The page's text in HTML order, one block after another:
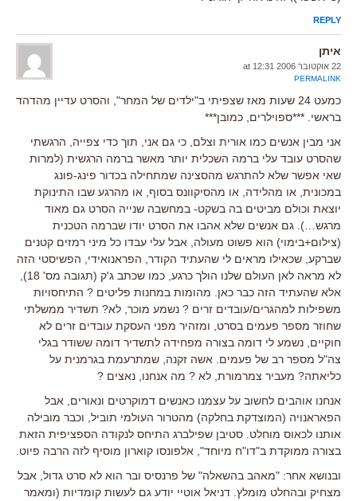
REPLY
איתן
22 אוקטובר 2006 at 12:31
PERMALINK
כמעט 24 שעות מאז שצפיתי ב"ילדים של המחר", והסרט עדיין מהדהד
בראשי. ***ספוילרים, כמובן***
אני מבין אנשים כמו אורית וצלם, כי גם אני, תוך כדי צפייה, הרגשתי
שהסרט עובד עלי ברמה השכלית יותר מאשר ברמה הרגשית (למרות
שאי אפשר שלא להתרגש מהסצינה שמתחילה בכדור פינג-פונג
במכונית, או מהלידה, או מהסיקוונס בסוף, או מהרגע שבו התינוקת
יוצאת וכולם מביטים בה בשקט- במחשבה שנייה הסרט גם מאוד
מרגש…). גם אנשים שלא אהבו את הסרט יודו שברמה הטכנית
(צילום+בימוי) הוא פשוט מעולה, אבל עלי עבדו כל מיני רמזים קטנים
שברקע, שכאילו מראים לי שהעתיד הקודר, הפראנואידי, הפשיסטי הזה
לא מראה לאן העולם שלנו הולך כרגע, כמו שכתב ג'ק (תגובה מס' 18),
אלא שהעתיד הזה כבר כאן. מהומות במחנות פליטים ? התיחסויות
משפילות למהגרים/עובדים זרים ? נשמע מוכר, לא? תשדיר ממשלתי
שחוזר מספר פעמים בסרט, ומזהיר מפני העסקת עובדים זרים לא
חוקיים, נשמע לי דומה בצורה מפחידה לתשדיר דומה ששודר בגלי
צה"ל מספר רב של פעמים. אשה זקנה, שמתרעמת בגרמנית על
כליאתה? מעביר צמרמורת, לא ? מה אנחנו, נאצים ?
אנחנו אוהבים לחשוב על עצמנו כאנשים דמוקרטים ונאורים, אבל
הפאראנויה (המוצדקת בחלקה) מהטרור העולמי תוביל, וכבר מובילה
אותנו לכאוס מוחלט. סטיבן שפילברג התיחס לנקודה הספציפית הזאת
בצורה ממוקדת ב"דו"ח מיוחד", אלפונסו קוארון מוסיף לזה הרבה פיוט.
ובנושא אחר: "מאהב בהשאלה" של פרנסיס ובר הוא לא סרט גדול, אבל
מצחיק ובהחלט מומלץ. דניאל אוטיי יודע גם לעשות קומדיות (ומאמר